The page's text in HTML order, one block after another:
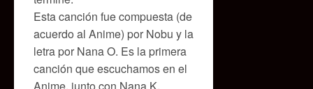
Esta canción fue compuesta (de
acuerdo al Anime) por Nobu y la
letra por Nana O. Es la primera
canción que escuchamos en el
Anime, junto con Nana K.